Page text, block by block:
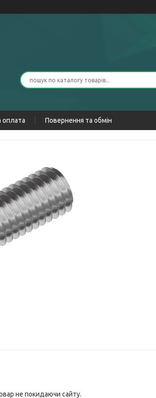
оплата Повернення та обмін
не покидаючи сайту.